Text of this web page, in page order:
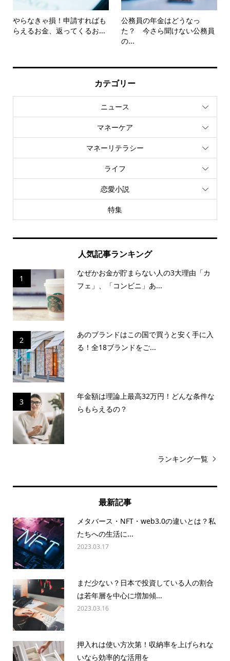
やらなきゃ損！申請すればも
らえるお金、返ってくるお...
公務員の年金はどうなっ
た？ 今さら聞けない公務員
の...
カテゴリー
ニュース
マネーケア
マネーリテラシー
ライフ
恋愛小説
特集
人気記事ランキング
1
なぜかお金が貯まらない人の3大理由「カ
フェ」、「コンビニ」あ...
2
あのブランドはこの国で買うと安く手に入
る！全18ブランドをご...
3
年金額は理論上最高32万円！どんな条件な
らもらえるの？
ランキング一覧
最新記事
メタバース・NFT・web3.0の違いとは？私
たちへの生活に...
2023.03.17
まだ少ない？日本で投資している人の割合
は若年層を中心に増加傾...
2023.03.16
押入れは使い方次第！収納率を上げられな
いなら効率的な活用を